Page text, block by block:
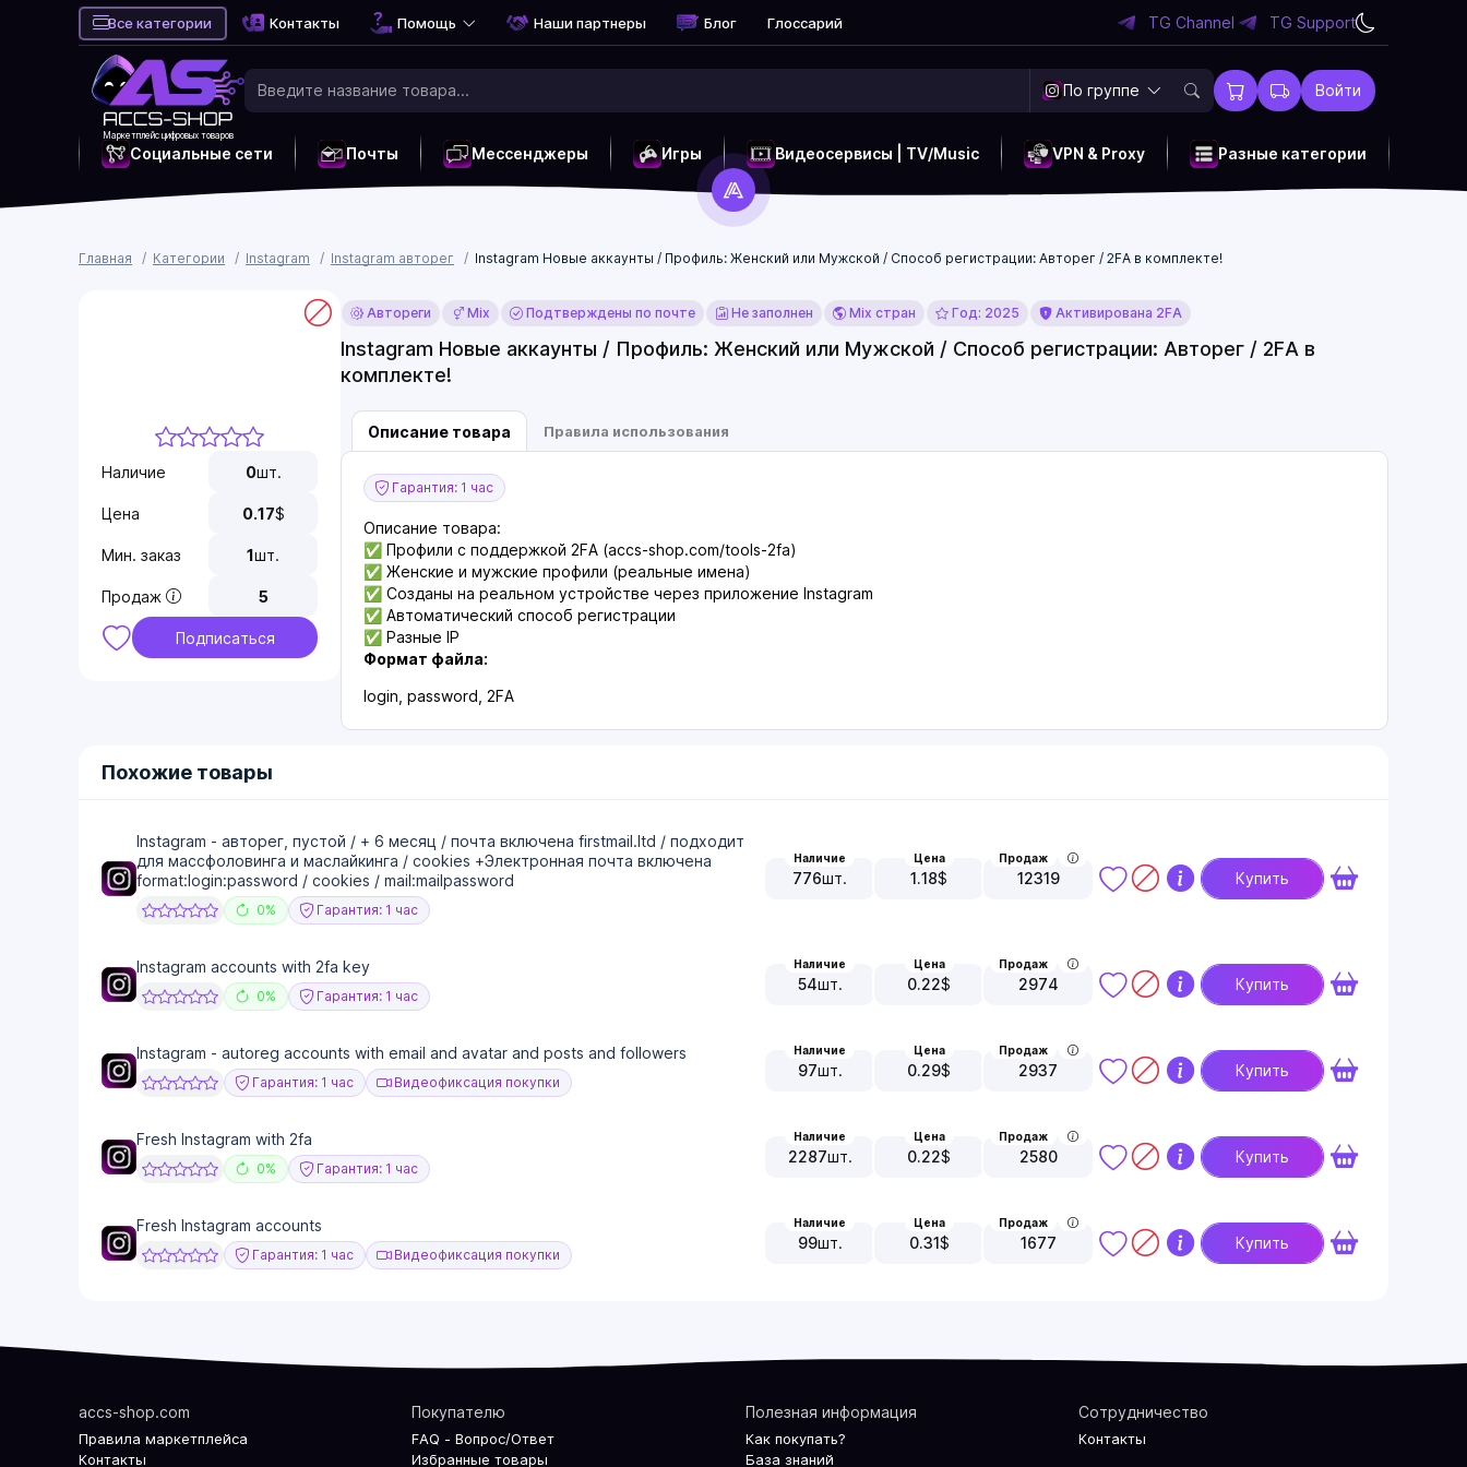
Все категории Контакты Помощь Наши партнеры Блог Глоссарий TG Channel TG Support
Маркетплейс цифровых товаров
По группе Войти
Социальные сети Почты Мессенджеры Игры Видеосервисы | TV/Music VPN & Proxy Разные категории
Главная Категории Instagram Instagram авторег Instagram Новые аккаунты / Профиль: Женский или Мужской / Способ регистрации: Авторег / 2FA в комплекте!
Наличие 0шт.
Цена 0.17$
Мин. заказ 1шт.
Продаж 5
Подписаться
Автореги Mix Подтверждены по почте Не заполнен Mix стран Год: 2025 Активирована 2FA
Instagram Новые аккаунты / Профиль: Женский или Мужской / Способ регистрации: Авторег / 2FA в
комплекте!
Описание товара Правила использования
Гарантия: 1 час
Описание товара:
✅ Профили с поддержкой 2FA (accs-shop.com/tools-2fa)
✅ Женские и мужские профили (реальные имена)
✅ Созданы на реальном устройстве через приложение Instagram
✅ Автоматический способ регистрации
✅ Разные IP
Формат файла:
login, password, 2FA
Похожие товары
Instagram - авторег, пустой / + 6 месяц / почта включена firstmail.ltd / подходит
для массфоловинга и маслайкинга / cookies +Электронная почта включена
format:login:password / cookies / mail:mailpassword
0% Гарантия: 1 час
Наличие
776шт.
Цена
1.18$
Продаж
12319 Купить
Instagram accounts with 2fa key
0% Гарантия: 1 час
Наличие
54шт.
Цена
0.22$
Продаж
2974 Купить
Instagram - autoreg accounts with email and avatar and posts and followers
Гарантия: 1 час Видеофиксация покупки
Наличие
97шт.
Цена
0.29$
Продаж
2937 Купить
Fresh Instagram with 2fa
0% Гарантия: 1 час
Наличие
2287шт.
Цена
0.22$
Продаж
2580 Купить
Fresh Instagram accounts
Гарантия: 1 час Видеофиксация покупки
Наличие
99шт.
Цена
0.31$
Продаж
1677 Купить
accs-shop.com
Правила маркетплейса
Контакты
Покупателю
FAQ - Вопрос/Ответ
Избранные товары
Полезная информация
Как покупать?
База знаний
Сотрудничество
Контакты